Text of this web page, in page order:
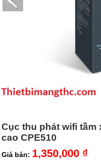
Cục thu phát wifi
cao CPE510
Giá bán: 1,350,000 ₫